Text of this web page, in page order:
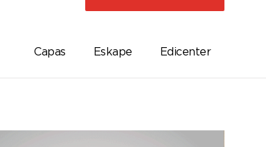
Capas Eskape Edicenter